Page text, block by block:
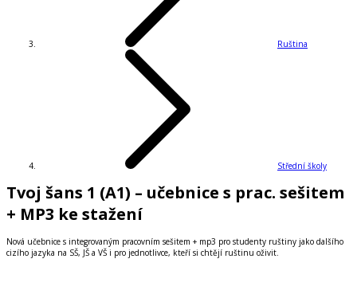
Ruština
Střední školy
Tvoj šans 1 (A1) – učebnice s prac. sešitem
+ MP3 ke stažení
Nová učebnice s integrovaným pracovním sešitem + mp3 pro studenty ruštiny jako dalšího
cizího jazyka na SŠ, JŠ a VŠ i pro jednotlivce, kteří si chtějí ruštinu oživit.